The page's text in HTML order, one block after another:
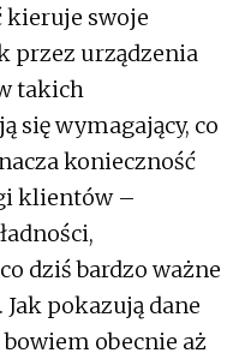
swoje
przez urządzenia
takich
się wymagający, co
konieczność
klientów –
dziś bardzo ważne
pokazują dane
bowiem obecnie aż